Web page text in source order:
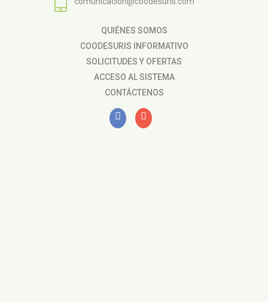
QUIÉNES SOMOS
COODESURIS INFORMATIVO
SOLICITUDES Y OFERTAS
ACCESO AL SISTEMA
CONTÁCTENOS